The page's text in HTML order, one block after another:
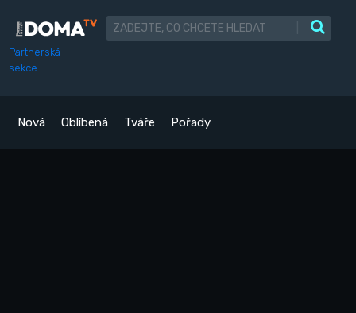
Partnerská
sekce
Nová Oblíbená Tváře Pořady